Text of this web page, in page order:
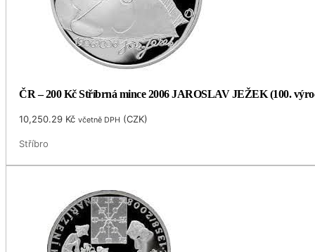
ČR – 200 Kč Stříbrná mince 2006 JAROSLAV JEŽEK (100.
10,250.29 Kč včetně DPH (CZK)
Stříbro